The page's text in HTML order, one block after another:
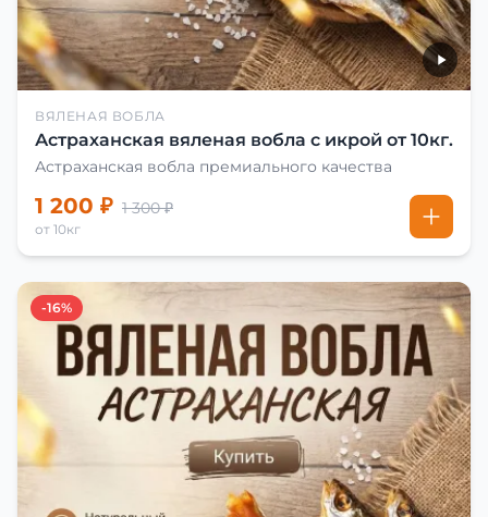
ВЯЛЕНАЯ ВОБЛА
Астраханская вяленая вобла с икрой от 10кг.
Астраханская вобла премиального качества
1 200 ₽ 1 300 ₽
от 10кг
-16%